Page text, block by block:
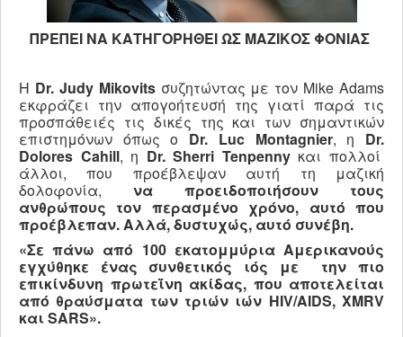
ΠΡΕΠΕΙ ΝΑ ΚΑΤΗΓΟΡΗΘΕΙ ΩΣ ΜΑΖΙΚΟΣ ΦΟΝΙΑΣ
Η Dr.JudyMikovitsσυζητώντας με τον Mike Adams
εκφράζει την απογοήτευσή της γιατί παρά τις
προσπάθειές τις δικές της και των σημαντικών
επιστημόνων όπως ο Dr. LucMontagnier, η Dr.
Dolores Cahill, η Dr.Sherri Tenpennyκαι πολλοί
άλλοι, που προέβλεψαν αυτή τη μαζική
δολοφονία, να προειδοποιήσουν τους
ανθρώπους τον περασμένο χρόνο, αυτό που
προέβλεπαν. Αλλά, δυστυχώς, αυτό συνέβη.
«Σε πάνω από 100 εκατομμύρια Αμερικανούς
εγχύθηκε ένας συνθετικός ιός με την πιο
επικίνδυνη πρωτεΐνη ακίδας, που αποτελείται
από θραύσματα των τριών ιών HIV/AIDS, XMRV
και SARS».